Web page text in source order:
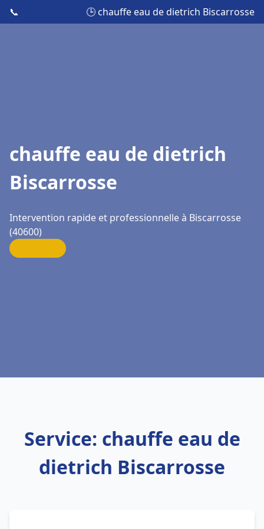
📞 🕒 chauffe eau de dietrich Biscarrosse
chauffe eau de dietrich
Biscarrosse
Intervention rapide et professionnelle à Biscarrosse
(40600)
Service: chauffe eau de
dietrich Biscarrosse